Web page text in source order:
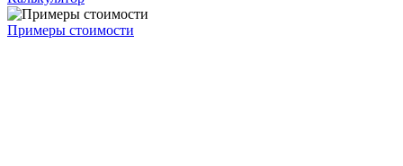
Примеры стоимости